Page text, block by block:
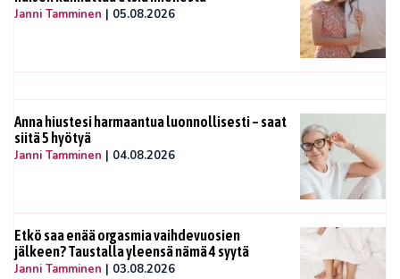
Janni Tamminen | 05.08.2026
Anna hiustesi harmaantua luonnollisesti – saat
siitä 5 hyötyä
Janni Tamminen | 04.08.2026
Etkö saa enää orgasmia vaihdevuosien
jälkeen? Taustalla yleensä nämä 4 syytä
Janni Tamminen | 03.08.2026